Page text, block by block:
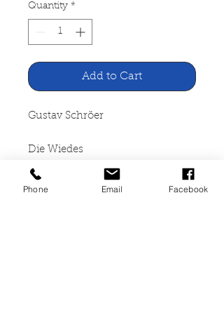
Quantity *
Add to Cart
Gustav Schröer
Die Wiedes
Verlag von Otto Janke, Leipzig
Phone Email Facebook